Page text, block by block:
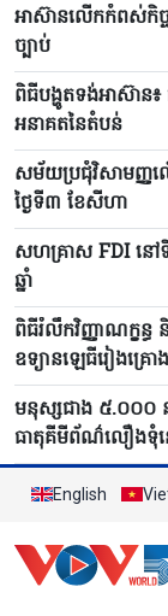
អាស៊ានលើកកំពស់កិច្
ច្បាប់
ពិធីបង្ហូតទង់អាស៊ាន៖
អនាគតនៃតំបន់
សម័យប្រជុំវិសាមញ្ញល
ថ្ងៃទី៣ ខែសីហា
សហគ្រាស FDI នៅ
ឆ្នាំ
ពិធីរំលឹកវិញ្ញាណក្ខន្
ឧទ្យានឡេធីរៀងគ្រ
មនុស្សជាង ៥.០០០ ន
ធាតុគីមីព័ណ៌លឿងទុំ
English